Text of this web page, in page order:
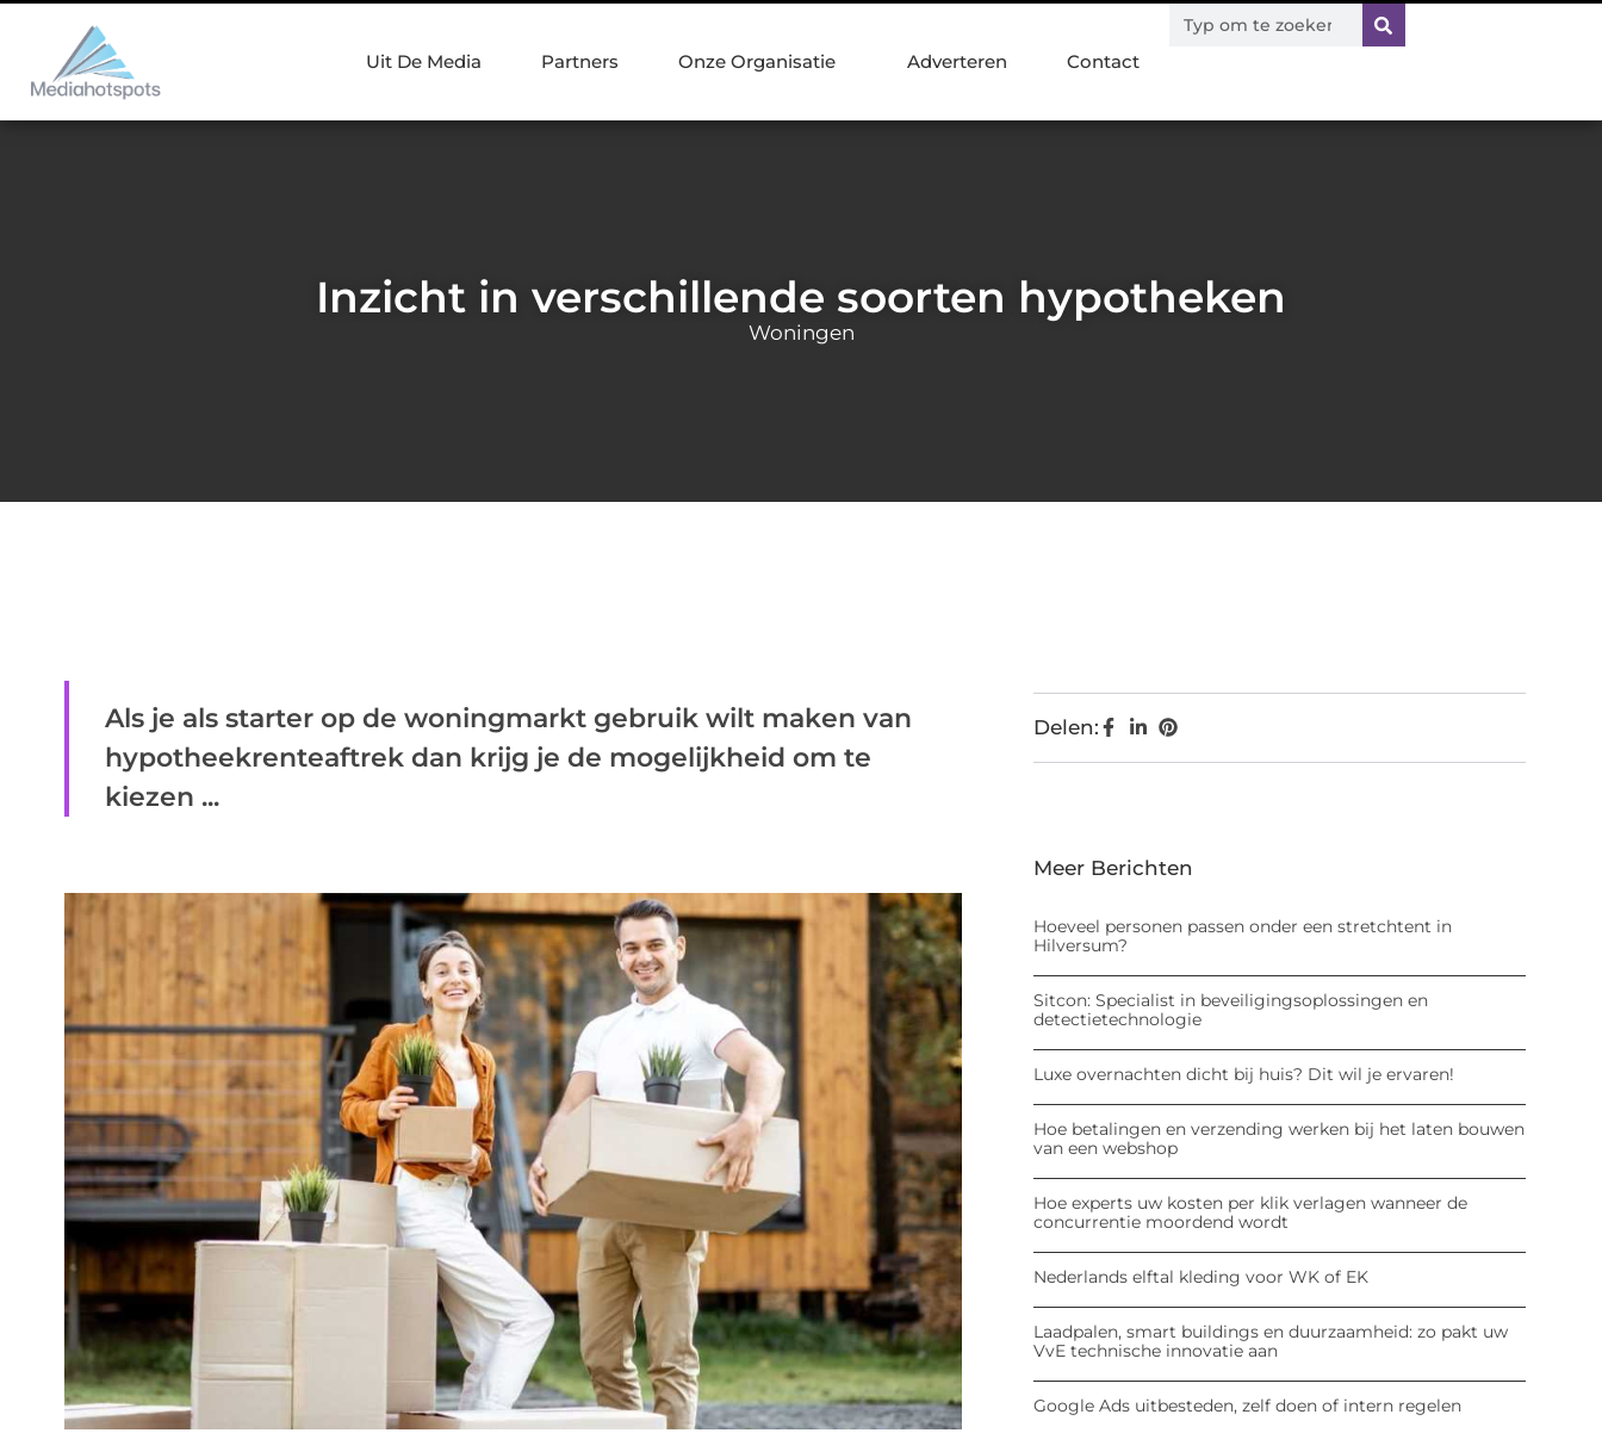
Uit De Media Partners Onze Organisatie Adverteren Contact
Inzicht in verschillende soorten hypotheken
Woningen
Als je als starter op de woningmarkt gebruik wilt maken van
hypotheekrenteaftrek dan krijg je de mogelijkheid om te
kiezen ...
Delen:
Meer Berichten
Hoeveel personen passen onder een stretchtent in
Hilversum?
Sitcon: Specialist in beveiligingsoplossingen en
detectietechnologie
Luxe overnachten dicht bij huis? Dit wil je ervaren!
Hoe betalingen en verzending werken bij het laten bouwen
van een webshop
Hoe experts uw kosten per klik verlagen wanneer de
concurrentie moordend wordt
Nederlands elftal kleding voor WK of EK
Laadpalen, smart buildings en duurzaamheid: zo pakt uw
VvE technische innovatie aan
Google Ads uitbesteden, zelf doen of intern regelen